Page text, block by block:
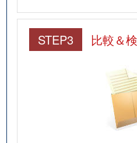
STEP3 比較＆